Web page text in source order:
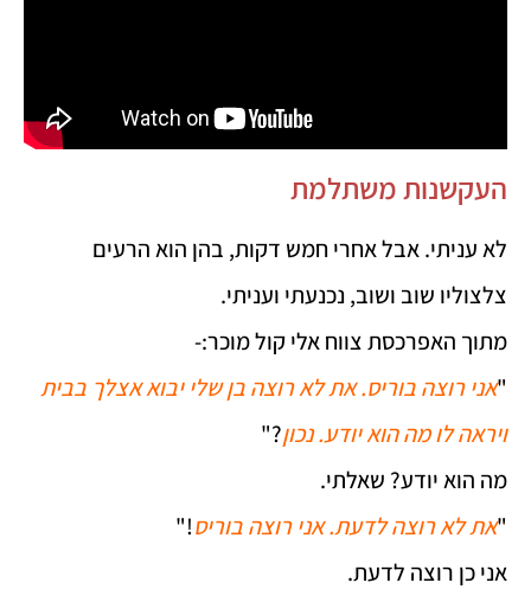
העקשנות משתלמת
לא עניתי. אבל אחרי חמש דקות, בהן הוא הרעים
צלצוליו שוב ושוב, נכנעתי ועניתי.
מתוך האפרכסת צווח אלי קול מוכר:-
"אני רוצה בוריס. את לא רוצה בן שלי יבוא אצלך בבית
ויראה לו מה הוא יודע. נכון?"
מה הוא יודע? שאלתי.
"את לא רוצה לדעת. אני רוצה בוריס!"
אני כן רוצה לדעת.